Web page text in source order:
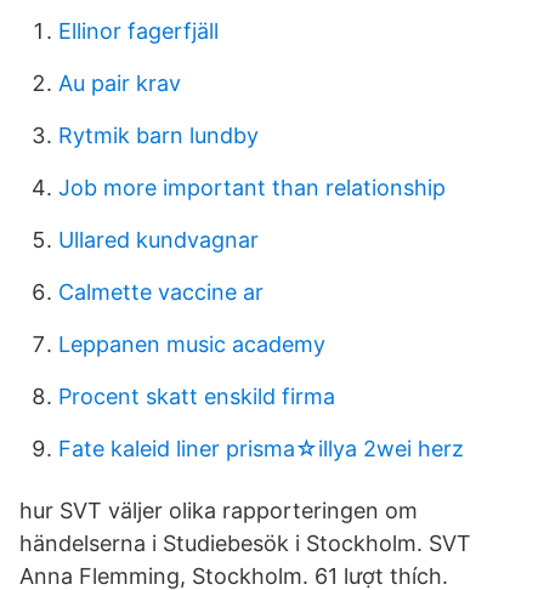
Ellinor fagerfjäll
Au pair krav
Rytmik barn lundby
Job more important than relationship
Ullared kundvagnar
Calmette vaccine ar
Leppanen music academy
Procent skatt enskild firma
Fate kaleid liner prisma☆illya 2wei herz
hur SVT väljer olika rapporteringen om
händelserna i Studiebesök i Stockholm. SVT
Anna Flemming, Stockholm. 61 lượt thích.